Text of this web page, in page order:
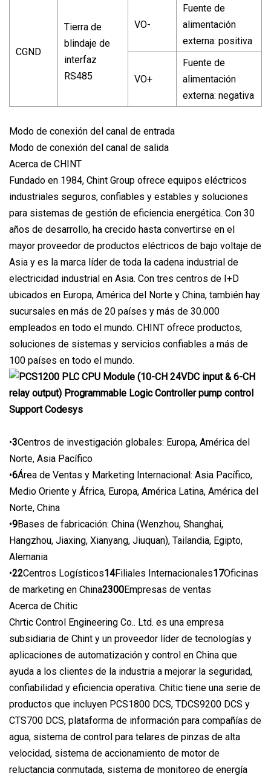
CGND
Tierra de
blindaje de
interfaz
RS485
VO-
Fuente de
alimentación
externa: positiva
VO+
Fuente de
alimentación
externa: negativa
Modo de conexión del canal de entrada
Modo de conexión del canal de salida
Acerca de CHINT
Fundado en 1984, Chint Group ofrece equipos eléctricos
industriales seguros, confiables y estables y soluciones
para sistemas de gestión de eficiencia energética. Con 30
años de desarrollo, ha crecido hasta convertirse en el
mayor proveedor de productos eléctricos de bajo voltaje de
Asia y es la marca líder de toda la cadena industrial de
electricidad industrial en Asia. Con tres centros de I+D
ubicados en Europa, América del Norte y China, también hay
sucursales en más de 20 países y más de 30.000
empleados en todo el mundo. CHINT ofrece productos,
soluciones de sistemas y servicios confiables a más de
100 países en todo el mundo.
•3Centros de investigación globales: Europa, América del
Norte, Asia Pacífico
•6Área de Ventas y Marketing Internacional: Asia Pacífico,
Medio Oriente y África, Europa, América Latina, América del
Norte, China
•9Bases de fabricación: China (Wenzhou, Shanghai,
Hangzhou, Jiaxing, Xianyang, Jiuquan), Tailandia, Egipto,
Alemania
•22Centros Logísticos14Filiales Internacionales17Oficinas
de marketing en China2300Empresas de ventas
Acerca de Chitic
Chrtic Control Engineering Co.. Ltd. es una empresa
subsidiaria de Chint y un proveedor líder de tecnologías y
aplicaciones de automatización y control en China que
ayuda a los clientes de la industria a mejorar la seguridad,
confiabilidad y eficiencia operativa. Chitic tiene una serie de
productos que incluyen PCS1800 DCS, TDCS9200 DCS y
CTS700 DCS, plataforma de información para compañías de
agua, sistema de control para telares de pinzas de alta
velocidad, sistema de accionamiento de motor de
reluctancia conmutada, sistema de monitoreo de energía